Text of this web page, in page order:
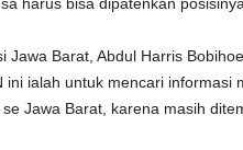
Barat, Abdul Harris
ialah untuk mencari informasi
Jawa Barat, karena masih